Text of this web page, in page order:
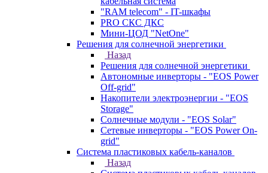
"RAM telecom" - IT-шкафы
PRO СКС ДКС
Мини-ЦОД "NetOne"
Решения для солнечной энергетики
Назад
Решения для солнечной энергетики
Автономные инверторы - "EOS Power
Off-grid"
Накопители электроэнергии - "EOS
Storage"
Солнечные модули - "EOS Solar"
Сетевые инверторы - "EOS Power On-
grid"
Система пластиковых кабель-каналов
Назад